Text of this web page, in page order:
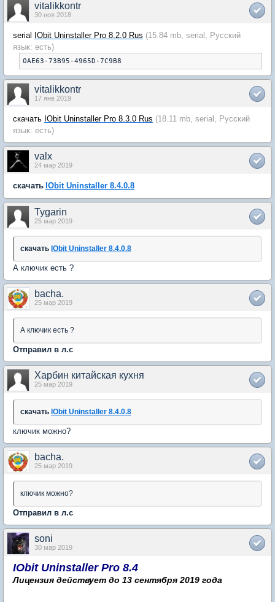
vitalikkontr
30 ноя 2018
serial IObit Uninstaller Pro 8.2.0 Rus (15.84 mb, serial, Русский
язык: есть)
0AE63-73B95-4965D-7C9B8
vitalikkontr
17 янв 2019
скачать IObit Uninstaller Pro 8.3.0 Rus (18.11 mb, serial, Русский
язык: есть)
valx
24 мар 2019
скачать IObit Uninstaller 8.4.0.8
Tygarin
25 мар 2019
скачать IObit Uninstaller 8.4.0.8
А ключик есть ?
bacha.
25 мар 2019
А ключик есть ?
Отправил в л.с
Харбин китайская кухня
25 мар 2019
скачать IObit Uninstaller 8.4.0.8
ключик можно?
bacha.
25 мар 2019
ключик можно?
Отправил в л.с
soni
30 мар 2019
IObit Uninstaller Pro 8.4
Лицензия действует до 13 сентября 2019 года